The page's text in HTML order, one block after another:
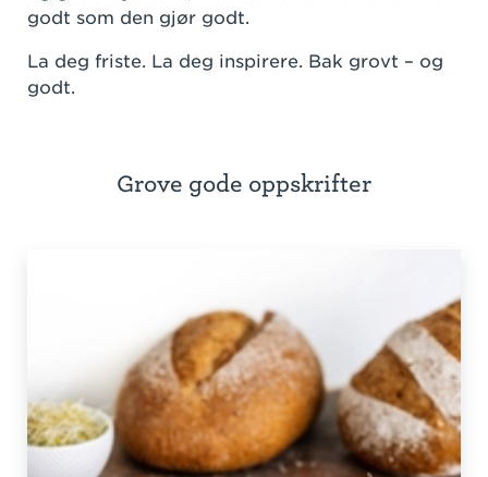
godt som den gjør godt.
La deg friste. La deg inspirere. Bak grovt – og
godt.
Grove gode oppskrifter